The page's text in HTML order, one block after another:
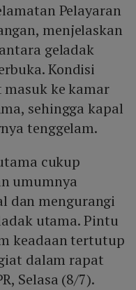
Pelayaran
menjelaskan
geladak
Kondisi
ke kamar
sehingga kapal
tenggelam.
cukup
umumnya
dan mengurangi
utama. Pintu
keadaan tertutup
dalam rapat
Selasa (8/7).